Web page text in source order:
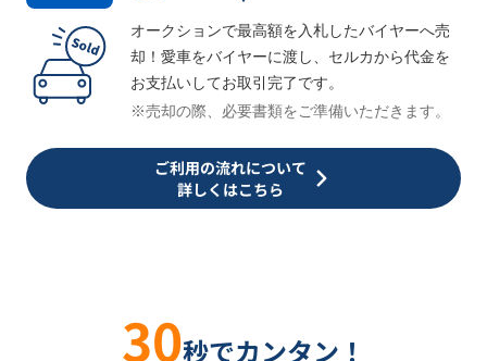
オークションで最高額を入札したバイヤーへ売
却！愛車をバイヤーに渡し、セルカから代金を
お支払いしてお取引完了です。
※売却の際、必要書類をご準備いただきます。
ご利用の流れについて
詳しくはこちら
30秒でカンタン！